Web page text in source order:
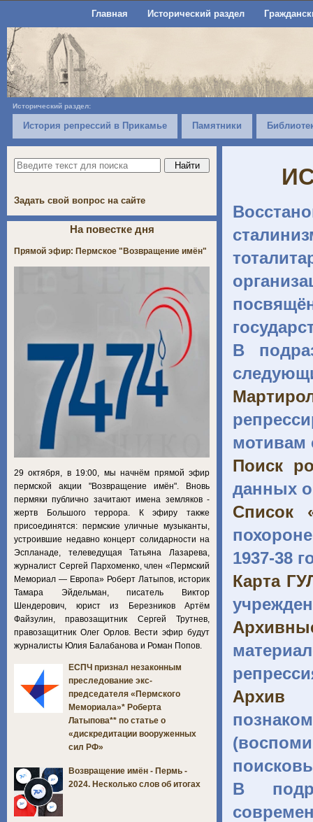
Главная Исторический раздел
Исторический раздел:
История репрессий в Прикамье Памятники
В
мотивам
Поиск
данных
Список
1937-38
Карта
Архив
В
Задать свой вопрос на сайте
На повестке дня
Прямой эфир: Пермское "Возвращение имён"
29 октября, в 19:00, мы начнём прямой эфир
пермской акции "Возвращение имён". Вновь
пермяки публично зачитают имена земляков -
жертв Большого террора. К эфиру также
присоединятся: пермские уличные музыканты,
устроившие недавно концерт солидарности на
Эспланаде, телеведущая Татьяна Лазарева,
журналист Сергей Пархоменко, член «Пермский
Мемориал — Европа» Роберт Латыпов, историк
Тамара Эйдельман, писатель Виктор
Шендерович, юрист из Березников Артём
Файзулин, правозащитник Сергей Трутнев,
правозащитник Олег Орлов. Вести эфир будут
журналисты Юлия Балабанова и Роман Попов.
ЕСПЧ признал незаконным
преследование экс-
председателя «Пермского
Мемориала»* Роберта
Латыпова** по статье о
«дискредитации вооруженных
сил РФ»
Возвращение имён - Пермь -
2024. Несколько слов об итогах